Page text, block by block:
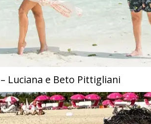
Luciana e Beto Pittigliani